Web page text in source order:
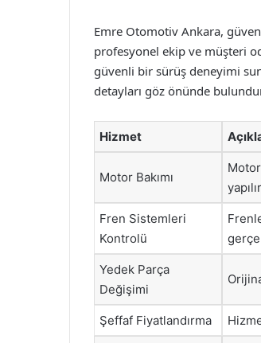
Emre Otomotiv Ankara,
profesyonel ekip ve müşteri
güvenli bir sürüş deneyimi
detayları göz önünde
Hizmet
Motor Bakımı
Fren Sistemleri
Kontrolü
Yedek Parça
Değişimi
Şeffaf Fiyatlandırma